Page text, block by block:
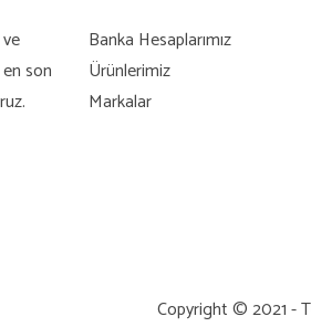
son
Banka Hesaplarımız
Ürünlerimiz
Markalar
Copyright © 2021 -